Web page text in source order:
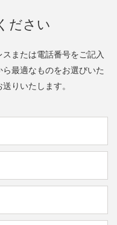
ださい
または電話番号をご記入
最適なものをお選びいた
りいたします。